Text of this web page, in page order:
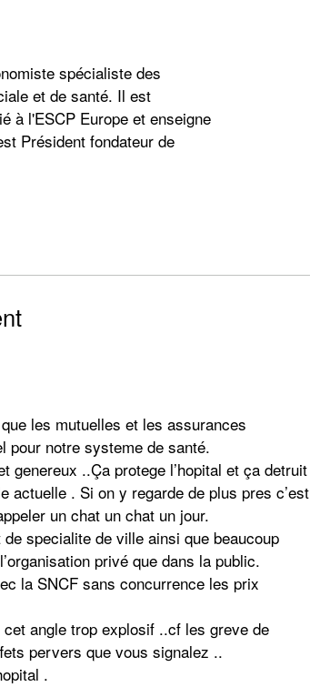
spécialiste des
et de santé. Il est
à l'ESCP Europe et enseigne
Président fondateur de
les mutuelles et les assurances
pour notre systeme de santé.
genereux ..Ça protege l’hopital et ça detruit
actuelle . Si on y regarde de plus pres c’est
un chat un chat un jour.
specialite de ville ainsi que beaucoup
privé que dans la public.
la SNCF sans concurrence les prix
angle trop explosif ..cf les greve de
pervers que vous signalez ..
.